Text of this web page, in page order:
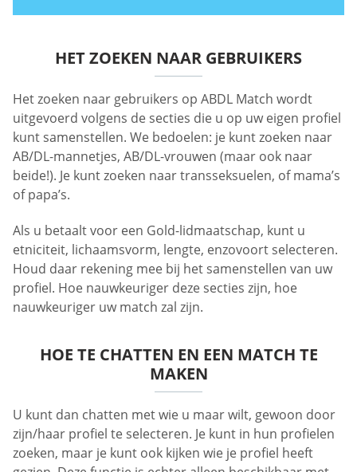
HET ZOEKEN NAAR GEBRUIKERS
Het zoeken naar gebruikers op ABDL Match wordt
uitgevoerd volgens de secties die u op uw eigen profiel
kunt samenstellen. We bedoelen: je kunt zoeken naar
AB/DL-mannetjes, AB/DL-vrouwen (maar ook naar
beide!). Je kunt zoeken naar transseksuelen, of mama’s
of papa’s.
Als u betaalt voor een Gold-lidmaatschap, kunt u
etniciteit, lichaamsvorm, lengte, enzovoort selecteren.
Houd daar rekening mee bij het samenstellen van uw
profiel. Hoe nauwkeuriger deze secties zijn, hoe
nauwkeuriger uw match zal zijn.
HOE TE CHATTEN EN EEN MATCH TE
MAKEN
U kunt dan chatten met wie u maar wilt, gewoon door
zijn/haar profiel te selecteren. Je kunt in hun profielen
zoeken, maar je kunt ook kijken wie je profiel heeft